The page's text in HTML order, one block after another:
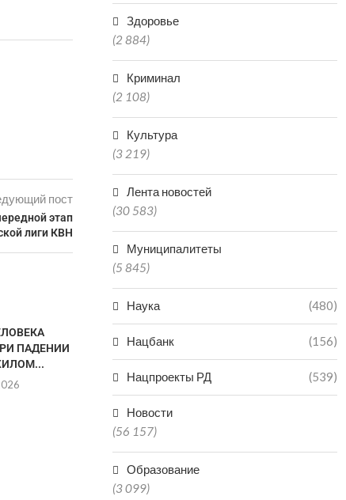
пост
этап
лиги КВН
ПАДЕНИИ
ТРАНСПОРТА ЧЕРЕЗ
ПОСЕЛОК ТАЛГИ БУДЕТ...
08.08.2026
ПОСЛЕ
Здоровье
(2 884)
Криминал
(2 108)
Культура
(3 219)
Лента новостей
(30 583)
Муниципалитеты
(5 845)
Наука (480)
Нацбанк (156)
Нацпроекты РД (539)
Новости
(56 157)
Образование
(3 099)